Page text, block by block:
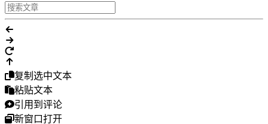
复制选中文本
粘贴文本
引用到评论
新窗口打开